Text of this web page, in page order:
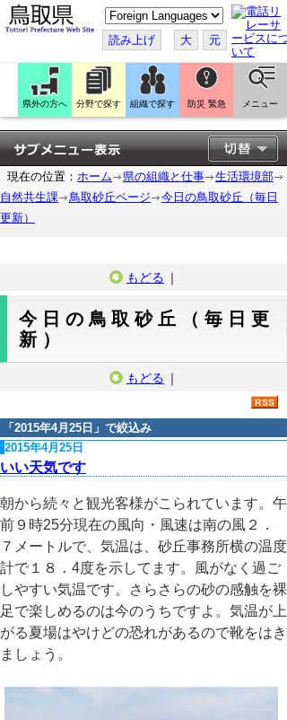
こ
の
ペ
ー
ジ
翻
訳
す
る
読み上げ 大 元
県外の方へ 分野で探す 組織で探す 防災 緊急 メニュー
現在の位置： ホーム 県の組織と仕事
生活環境部
自然共生課
鳥取砂丘ページ
今日の鳥取砂丘（毎日
更新）
もどる ｜
今日の鳥取砂丘（毎日更
新）
もどる ｜
「 2015年4月25日 」で絞込み
2015年4月25日
いい天気です
朝から続々と観光客様がこられています。午
前９時25分現在の風向・風速は南の風２．
７メートルで、気温は、砂丘事務所横の温度
計で１８．4度を示してます。風がなく過ご
しやすい気温です。さらさらの砂の感触を裸
足で楽しめるのは今のうちですよ。気温が上
がる夏場はやけどの恐れがあるので靴をはき
ましょう。